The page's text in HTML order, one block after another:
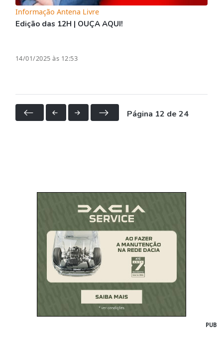
Informação Antena Livre
Edição das 12H | OUÇA AQUI!
14/01/2025 às 12:53
Página 12 de 24
PUB